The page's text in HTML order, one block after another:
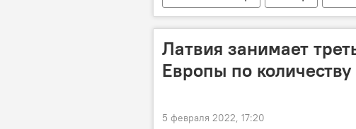
Латвия занимает
Европы по
5 февраля 2022, 17:20